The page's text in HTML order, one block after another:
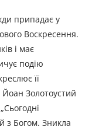
припадає у
Воскресення.
і має
подію
її
Золотоустий
з Богом. Зникла